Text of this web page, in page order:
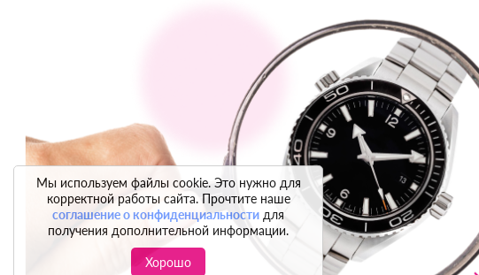
Мы используем файлы cookie. Это нужно для
корректной работы сайта. Прочтите наше
соглашение о конфиденциальности для
получения дополнительной информации.
Хорошо